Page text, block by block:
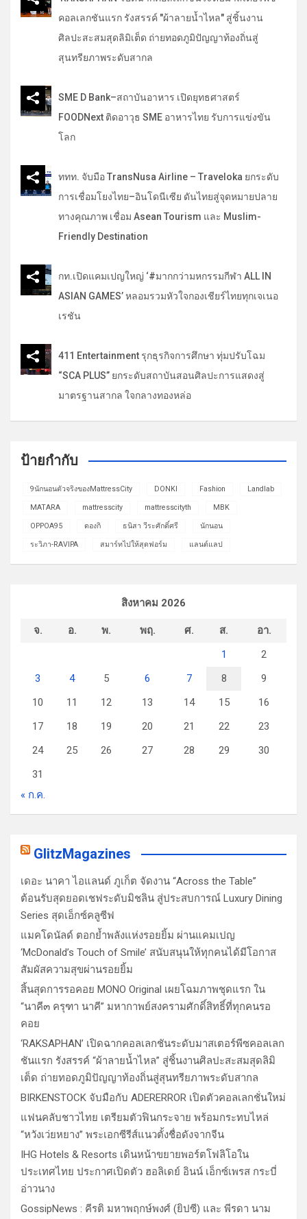
คอลเลกชันแรก รังสรรค์ "ผ้าลายน้ำไหล" สู่ชิ้นงาน
ศิลปะสะสมสุดลิมิเต็ด ถ่ายทอดภูมิปัญญาท้องถิ่นสู่
สุนทรียภาพระดับสากล
SME D Bank–สถาบันอาหาร เปิดยุทธศาสตร์
FOODNext ติดอาวุธ SME อาหารไทย รับการแข่งขัน
โลก
ททท. จับมือ TransNusa Airline – Traveloka ยกระดับ
การเชื่อมโยงไทย–อินโดนีเซีย ดันไทยสู่จุดหมายปลาย
ทางคุณภาพ เชื่อม Asean Tourism และ Muslim-
Friendly Destination
กท.เปิดแคมเปญใหญ่ ‘#มากกว่ามหกรรมกีฬา ALL IN
ASIAN GAMES’ หลอมรวมหัวใจกองเชียร์ไทยทุกเจเนอ
เรชัน
411 Entertainment รุกธุรกิจการศึกษา ทุ่มปรับโฉม
“SCA PLUS” ยกระดับสถาบันสอนศิลปะการแสดงสู่
มาตรฐานสากล ใจกลางทองหล่อ
ป้ายกำกับ
9นักนอนตัวจริงของMattressCity DONKI Fashion Landlab
MATARA mattresscity mattresscityth MBK
OPPOA95 ดองกิ ธนิสา วีระศักดิ์ศรี นักนอน
ระวิภา-RAVIPA สมาร์ทไปให้สุดฟอร์ม แลนด์แลป
สิงหาคม 2026
จ. อ. พ. พฤ. ศ. ส.
อา.
1
2
3
4 5 6 7 8
9
10
11 12 13 14 15
16
17
18 19 20 21 22
23
24
25 26 27 28 29
30
31
« ก.ค.
GlitzMagazines
เดอะ นาคา ไอแลนด์ ภูเก็ต จัดงาน “Across the Table”
ต้อนรับสุดยอดเชฟระดับมิชลิน สู่ประสบการณ์ Luxury Dining
Series สุดเอ็กซ์คลูซีฟ
แมคโดนัลด์ ตอกย้ำพลังแห่งรอยยิ้ม ผ่านแคมเปญ
‘McDonald’s Touch of Smile’ สนับสนุนให้ทุกคนได้มีโอกาส
สัมผัสความสุขผ่านรอยยิ้ม
สิ้นสุดการรอคอย MONO Original เผยโฉมภาพชุดแรก ใน
“นาคี๓ ครุฑา นาคี” มหากาพย์สงครามศักดิ์สิทธิ์ที่ทุกคนรอ
คอย
‘RAKSAPHAN’ เปิดฉากคอลเลกชันระดับมาสเตอร์พีซคอลเลก
ชันแรก รังสรรค์ “ผ้าลายน้ำไหล” สู่ชิ้นงานศิลปะสะสมสุดลิมิ
เต็ด ถ่ายทอดภูมิปัญญาท้องถิ่นสู่สุนทรียภาพระดับสากล
BIRKENSTOCK จับมือกับ ADERERROR เปิดตัวคอลเลกชั่นใหม่
แฟนคลับชาวไทย เตรียมตัวฟินกระจาย พร้อมกระทบไหล่
“หวังเว่ยหยาง” พระเอกซีรีส์แนวตั้งชื่อดังจากจีน
IHG Hotels & Resorts เดินหน้าขยายพอร์ตโฟลิโอใน
ประเทศไทย ประกาศเปิดตัว ฮอลิเดย์ อินน์ เอ็กซ์เพรส กระบี่
อ่าวนาง
GossipNews : คีรติ มหาพฤกษ์พงศ์ (ยิปซี) และ พีรดา นาม